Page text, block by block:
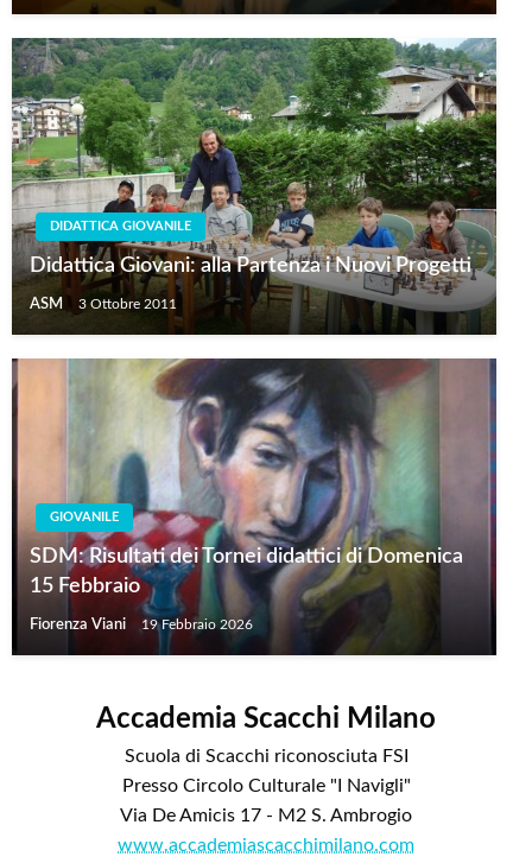
DIDATTICA GIOVANILE
Didattica Giovani: alla Partenza i Nuovi Progetti
ASM 3 Ottobre 2011
GIOVANILE
SDM: Risultati dei Tornei didattici di Domenica
15 Febbraio
Fiorenza Viani 19 Febbraio 2026
Accademia Scacchi Milano
Scuola di Scacchi riconosciuta FSI
Presso Circolo Culturale "I Navigli"
Via De Amicis 17 - M2 S. Ambrogio
www.accademiascacchimilano.com